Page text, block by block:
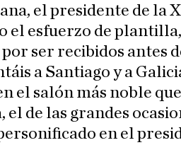
el presidente de la
el esfuerzo de
ser recibidos antes
a Santiago y a
el salón más noble
el de las grandes
en el